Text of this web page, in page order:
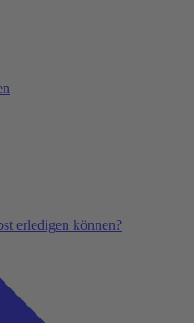
erledigen können?